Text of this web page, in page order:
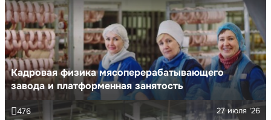
Кадровая физика мясоперерабатывающего
завода и платформенная занятость
27 июля '26
476